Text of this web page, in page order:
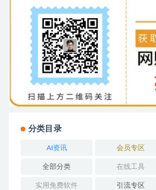
分类目录
AI资讯 会员专区
全部分类 在线工具
实用免费软件 引流专区